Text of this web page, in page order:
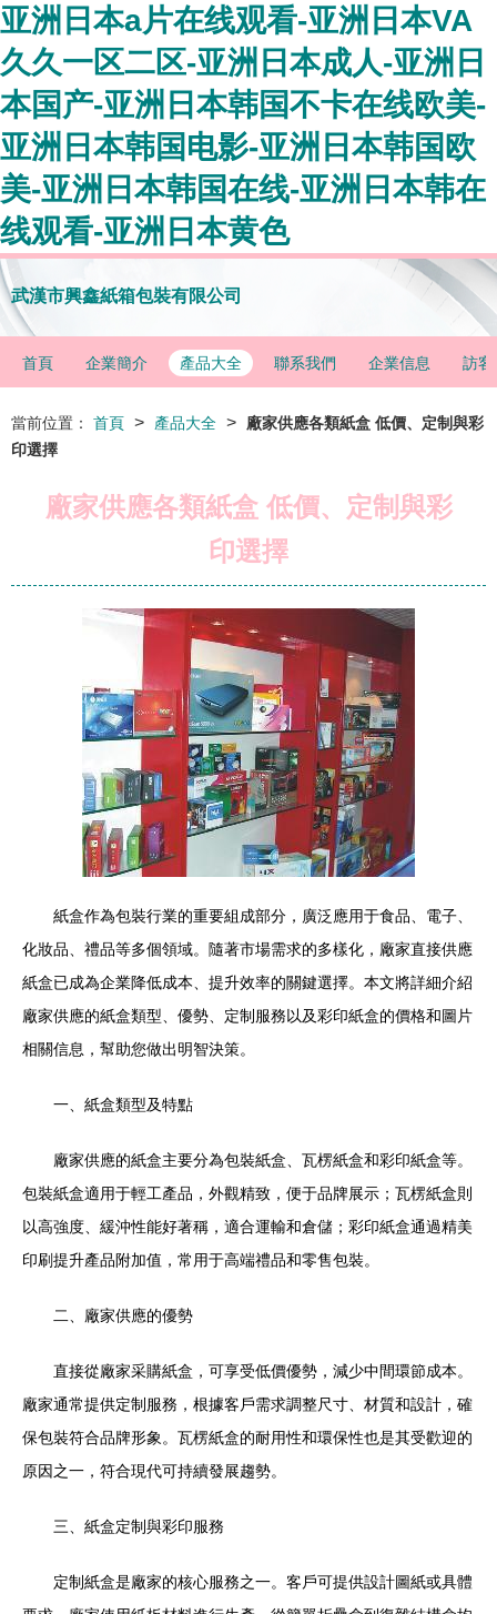
亚洲日本a片在线观看-亚洲日本VA
久久一区二区-亚洲日本成人-亚洲日
本国产-亚洲日本韩国不卡在线欧美-
亚洲日本韩国电影-亚洲日本韩国欧
美-亚洲日本韩国在线-亚洲日本韩在
线观看-亚洲日本黄色
武漢市興鑫紙箱包裝有限公司
首頁 企業簡介 產品大全 聯系我們 企業信息 訪客
當前位置： 首頁 > 產品大全 >
廠家供應各類紙盒 低價、定制與彩
印選擇
廠家供應各類紙盒 低價、定制與彩
印選擇
紙盒作為包裝行業的重要組成部分，廣泛應用于食品、電子、
化妝品、禮品等多個領域。隨著市場需求的多樣化，廠家直接供應
紙盒已成為企業降低成本、提升效率的關鍵選擇。本文將詳細介紹
廠家供應的紙盒類型、優勢、定制服務以及彩印紙盒的價格和圖片
相關信息，幫助您做出明智決策。
一、紙盒類型及特點
廠家供應的紙盒主要分為包裝紙盒、瓦楞紙盒和彩印紙盒等。
包裝紙盒適用于輕工產品，外觀精致，便于品牌展示；瓦楞紙盒則
以高強度、緩沖性能好著稱，適合運輸和倉儲；彩印紙盒通過精美
印刷提升產品附加值，常用于高端禮品和零售包裝。
二、廠家供應的優勢
直接從廠家采購紙盒，可享受低價優勢，減少中間環節成本。
廠家通常提供定制服務，根據客戶需求調整尺寸、材質和設計，確
保包裝符合品牌形象。瓦楞紙盒的耐用性和環保性也是其受歡迎的
原因之一，符合現代可持續發展趨勢。
三、紙盒定制與彩印服務
定制紙盒是廠家的核心服務之一。客戶可提供設計圖紙或具體